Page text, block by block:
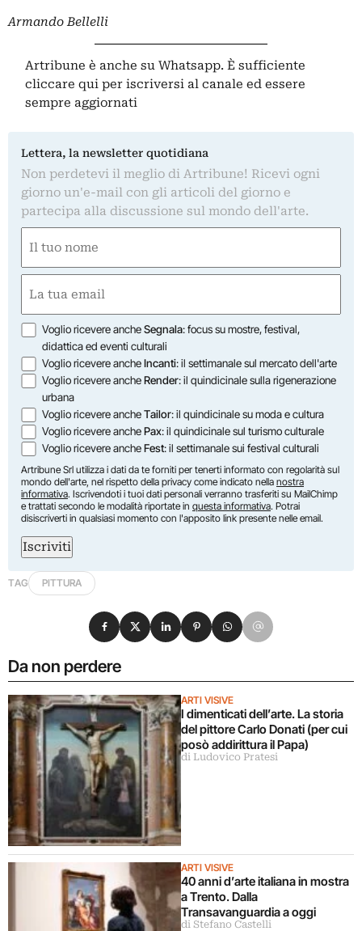
Armando Bellelli
Artribune è anche su Whatsapp. È sufficiente
cliccare qui per iscriversi al canale ed essere
sempre aggiornati
Lettera, la newsletter quotidiana
Non perdetevi il meglio di Artribune! Ricevi ogni
giorno un'e-mail con gli articoli del giorno e
partecipa alla discussione sul mondo dell'arte.
(Obbligatorio)
Nome
(Obbligatorio)
Opzioni
Voglio ricevere ancheSegnala: focus su mostre, festival,
didattica ed eventi culturali
Voglio ricevere ancheIncanti: il settimanale sul mercato dell'arte
Voglio ricevere ancheRender: il quindicinale sulla rigenerazione
urbana
Voglio ricevere ancheTailor: il quindicinale su moda e cultura
Voglio ricevere anchePax: il quindicinale sul turismo culturale
Voglio ricevere ancheFest: il settimanale sui festival culturali
Artribune Srl utilizza i dati da te forniti per tenerti informato con regolarità sul
mondo dell'arte, nel rispetto della privacy come indicato nella nostra
informativa. Iscrivendoti i tuoi dati personali verranno trasferiti su MailChimp
e trattati secondo le modalità riportate in questa informativa. Potrai
disiscriverti in qualsiasi momento con l'apposito link presente nelle email.
Iscriviti
TAG PITTURA
Da non perdere
ARTI VISIVE
I dimenticati dell’arte. La storia
del pittore Carlo Donati (per cui
posò addirittura il Papa)
di Ludovico Pratesi
ARTI VISIVE
40 anni d’arte italiana in mostra
a Trento. Dalla
Transavanguardia a oggi
di Stefano Castelli
Condividi su Facebook
Condividi su X
Condividi su LinkedIn
Condividi su Pinterest
Condividi su WhatsApp
Condividi su Email